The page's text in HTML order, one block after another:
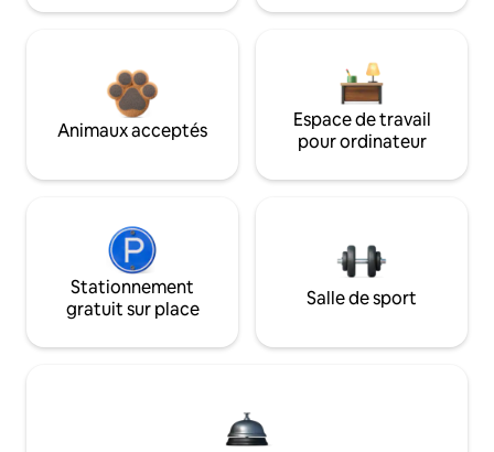
Animaux acceptés
Espace de travail
pour ordinateur
Stationnement
gratuit sur place
Salle de sport